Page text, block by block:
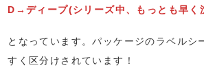
D→ディープ(シリーズ中、もっとも早く
となっています。パッケージのラベルシ
すく区分けされています！